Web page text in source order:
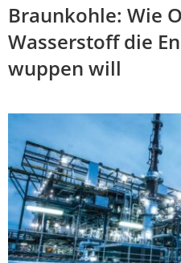
Braunkohle: Wie
Wasserstoff die
wuppen will